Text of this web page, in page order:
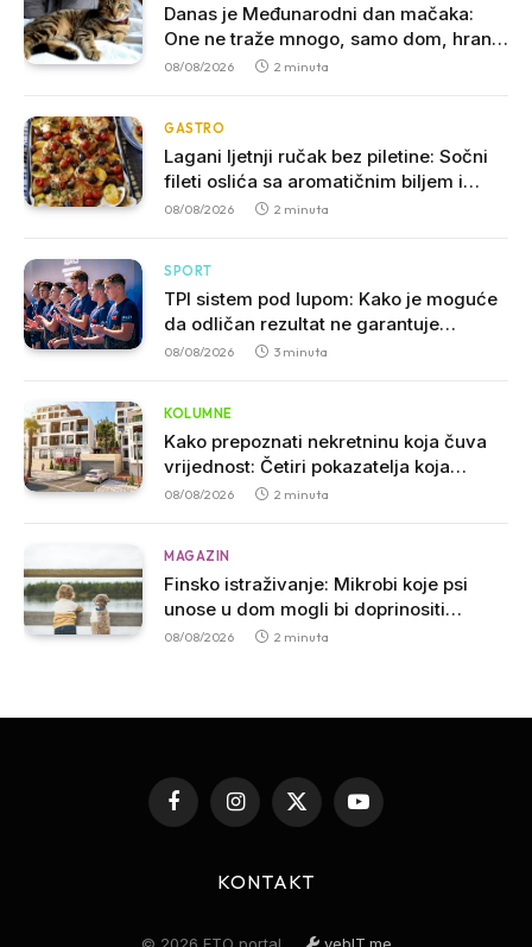
Danas je Međunarodni dan mačaka:
One ne traže mnogo, samo dom, hranu
i malo ljubavi
08/08/2026 2 minuta
GASTRO
Lagani ljetnji ručak bez piletine: Sočni
fileti oslića sa aromatičnim biljem i
mladim krompirom
08/08/2026 2 minuta
SPORT
TPI sistem pod lupom: Kako je moguće
da odličan rezultat ne garantuje
četvrtfinale?
08/08/2026 3 minuta
KOLUMNE
Kako prepoznati nekretninu koja čuva
vrijednost: Četiri pokazatelja koja
stručnjaci smatraju presudnim pri
08/08/2026 2 minuta
MAGAZIN
Finsko istraživanje: Mikrobi koje psi
unose u dom mogli bi doprinositi
jačanju imuniteta kod dojenčadi
08/08/2026 2 minuta
FacebookInstagram
X
(Twitter)
YouTube
KONTAKT
© 2026 ETO portal vebIT.me